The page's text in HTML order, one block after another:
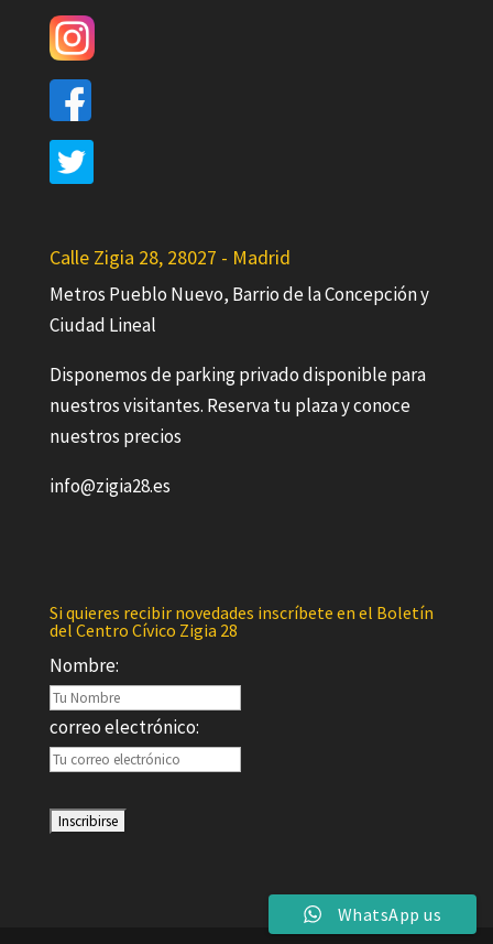
Calle Zigia 28, 28027 - Madrid
Metros Pueblo Nuevo, Barrio de la Concepción y
Ciudad Lineal
Disponemos de parking privado disponible para
nuestros visitantes. Reserva tu plaza y conoce
nuestros precios
info@zigia28.es
Si quieres recibir novedades inscríbete en el Boletín
del Centro Cívico Zigia 28
Nombre:
correo electrónico:
WhatsApp us